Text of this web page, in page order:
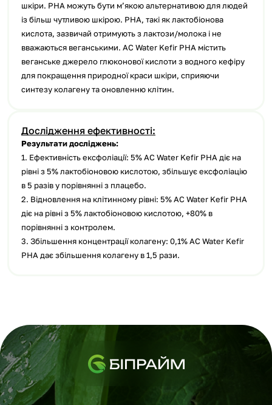
шкіри. PHA можуть бути м’якою альтернативою для людей
із більш чутливою шкірою. PHA, такі як лактобіонова
кислота, зазвичай отримують з лактози/молока і не
вважаються веганськими. AC Water Kefir PHA містить
веганське джерело глюконової кислоти з водного кефіру
для покращення природної краси шкіри, сприяючи
синтезу колагену та оновленню клітин.
Дослідження ефективності:
Результати досліджень:
1. Ефективність ексфоліації: 5% AC Water Kefir PHA діє на
рівні з 5% лактобіоновою кислотою, збільшує ексфоліацію
в 5 разів у порівнянні з плацебо.
2. Відновлення на клітинному рівні: 5% AC Water Kefir PHA
діє на рівні з 5% лактобіоновою кислотою, +80% в
порівнянні з контролем.
3. Збільшення концентрації колагену: 0,1% AC Water Kefir
PHA дає збільшення колагену в 1,5 рази.